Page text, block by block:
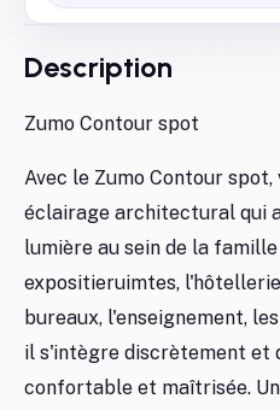
Description
Zumo Contour spot
Avec le Zumo Contour spot,
éclairage architectural qui
lumière au sein de la
expositieruimtes,
bureaux, l'enseignement,
il s'intègre discrètement et
confortable et maîtrisée.